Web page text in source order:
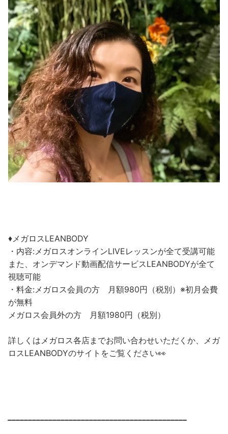
♦︎メガロスLEANBODY
・内容:メガロスオンラインLIVEレッスンが全て受講可能
また、オンデマンド動画配信サービスLEANBODYが全て
視聴可能
・料金:メガロス会員の方 月額980円（税別）※初月会費
が無料
メガロス会員外の方 月額1980円（税別）
詳しくはメガロス各店までお問い合わせいただくか、メガ
ロスLEANBODYのサイトをご覧ください👀